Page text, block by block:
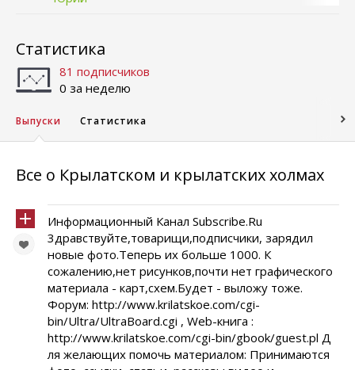
Статистика
81 подписчиков
0 за неделю
Выпуски Статистика
Все о Крылатском и крылатских холмах
Информационный Канал Subscribe.Ru
3дравствуйте,товарищи,подписчики, зарядил
новые фото.Теперь их больше 1000. К
сожалению,нет рисунков,почти нет графического
материала - карт,схем.Будет - выложу тоже.
Форум: http://www.krilatskoe.com/cgi-
bin/Ultra/UltraBoard.cgi , Web-книга :
http://www.krilatskoe.com/cgi-bin/gbook/guest.pl Д
ля желающих помочь материалом: Принимаются